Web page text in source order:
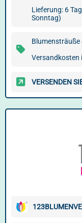
Lieferung: 6
Sonntag)
Blumensträuße
Versandkosten
VERSENDEN